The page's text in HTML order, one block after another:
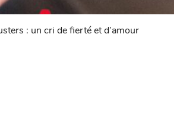
: un cri de fierté et d’amour